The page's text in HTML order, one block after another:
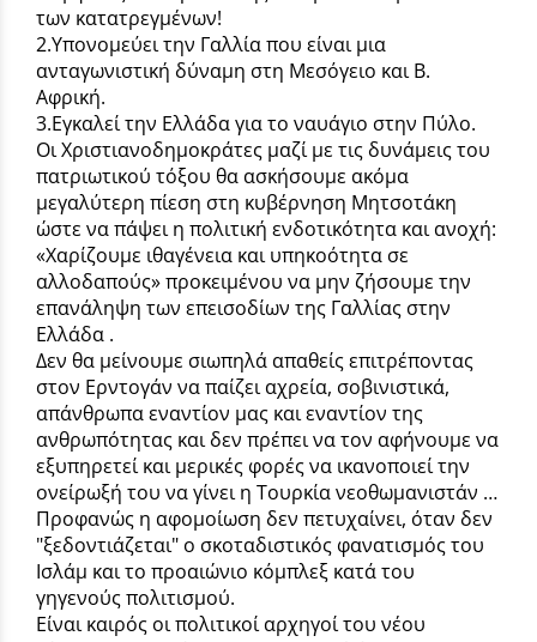
των κατατρεγμένων!
2.Υπονομεύει την Γαλλία που είναι μια
ανταγωνιστική δύναμη στη Μεσόγειο και Β.
Αφρική.
3.Εγκαλεί την Ελλάδα για το ναυάγιο στην Πύλο.
Οι Χριστιανοδημοκράτες μαζί με τις δυνάμεις του
πατριωτικού τόξου θα ασκήσουμε ακόμα
μεγαλύτερη πίεση στη κυβέρνηση Μητσοτάκη
ώστε να πάψει η πολιτική ενδοτικότητα και ανοχή:
«Χαρίζουμε ιθαγένεια και υπηκοότητα σε
αλλοδαπούς» προκειμένου να μην ζήσουμε την
επανάληψη των επεισοδίων της Γαλλίας στην
Ελλάδα .
Δεν θα μείνουμε σιωπηλά απαθείς επιτρέποντας
στον Ερντογάν να παίζει αχρεία, σοβινιστικά,
απάνθρωπα εναντίον μας και εναντίον της
ανθρωπότητας και δεν πρέπει να τον αφήνουμε να
εξυπηρετεί και μερικές φορές να ικανοποιεί την
ονείρωξή του να γίνει η Τουρκία νεοθωμανιστάν …
Προφανώς η αφομοίωση δεν πετυχαίνει, όταν δεν
"ξεδοντιάζεται" ο σκοταδιστικός φανατισμός του
Ισλάμ και το προαιώνιο κόμπλεξ κατά του
γηγενούς πολιτισμού.
Είναι καιρός οι πολιτικοί αρχηγοί του νέου